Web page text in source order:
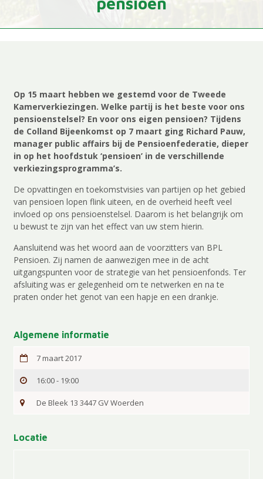
Op 15 maart hebben we gestemd voor de Tweede
Kamerverkiezingen. Welke partij is het beste voor ons
pensioenstelsel? En voor ons eigen pensioen? Tijdens
de Colland Bijeenkomst op 7 maart ging Richard Pauw,
manager public affairs bij de Pensioenfederatie, dieper
in op het hoofdstuk ‘pensioen’ in de verschillende
verkiezingsprogramma’s.
De opvattingen en toekomstvisies van partijen op het gebied
van pensioen lopen flink uiteen, en de overheid heeft veel
invloed op ons pensioenstelsel. Daarom is het belangrijk om
u bewust te zijn van het effect van uw stem hierin.
Aansluitend was het woord aan de voorzitters van BPL
Pensioen. Zij namen de aanwezigen mee in de acht
uitgangspunten voor de strategie van het pensioenfonds. Ter
afsluiting was er gelegenheid om te netwerken en na te
praten onder het genot van een hapje en een drankje.
Algemene informatie
7 maart 2017
16:00 - 19:00
De Bleek 13 3447 GV Woerden
Locatie